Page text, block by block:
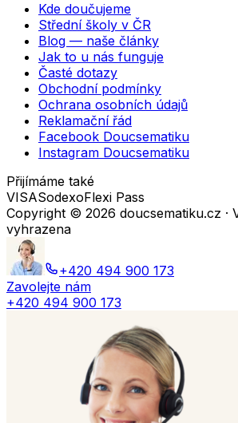
Kde doučujeme
Střední školy v ČR
Blog — naše články
Jak to u nás funguje
Časté dotazy
Obchodní podmínky
Ochrana osobních údajů
Reklamační řád
Facebook Doucsematiku
Instagram Doucsematiku
Přijímáme také
VISASodexoFlexi Pass
Copyright © 2026 doucsematiku.cz ·
vyhrazena
+420 494 900 173
Zavolejte nám
+420 494 900 173